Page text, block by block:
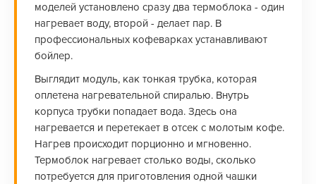
моделей установлено сразу два термоблока - один
нагревает воду, второй - делает пар. В
профессиональных кофеварках устанавливают
бойлер.
Выглядит модуль, как тонкая трубка, которая
оплетена нагревательной спиралью. Внутрь
корпуса трубки попадает вода. Здесь она
нагревается и перетекает в отсек с молотым кофе.
Нагрев происходит порционно и мгновенно.
Термоблок нагревает столько воды, сколько
потребуется для приготовления одной чашки